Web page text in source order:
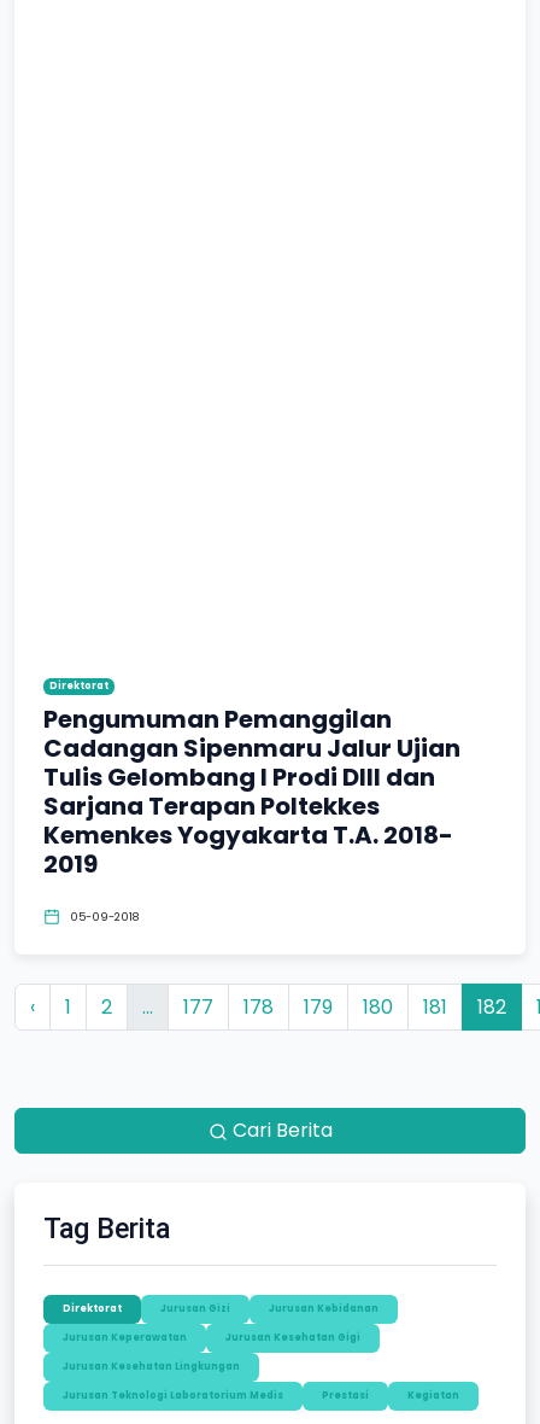
Direktorat
Pengumuman Pemanggilan
Cadangan Sipenmaru Jalur Ujian
Tulis Gelombang I Prodi DIII dan
Sarjana Terapan Poltekkes
Kemenkes Yogyakarta T.A. 2018-
2019
05-09-2018
‹ 1 2 ... 177 178 179 180 181 182
Cari Berita
Tag Berita
Direktorat Jurusan Gizi Jurusan Kebidanan
Jurusan Keperawatan Jurusan Kesehatan Gigi
Jurusan Kesehatan Lingkungan
Jurusan Teknologi Laboratorium Medis Prestasi Kegiatan